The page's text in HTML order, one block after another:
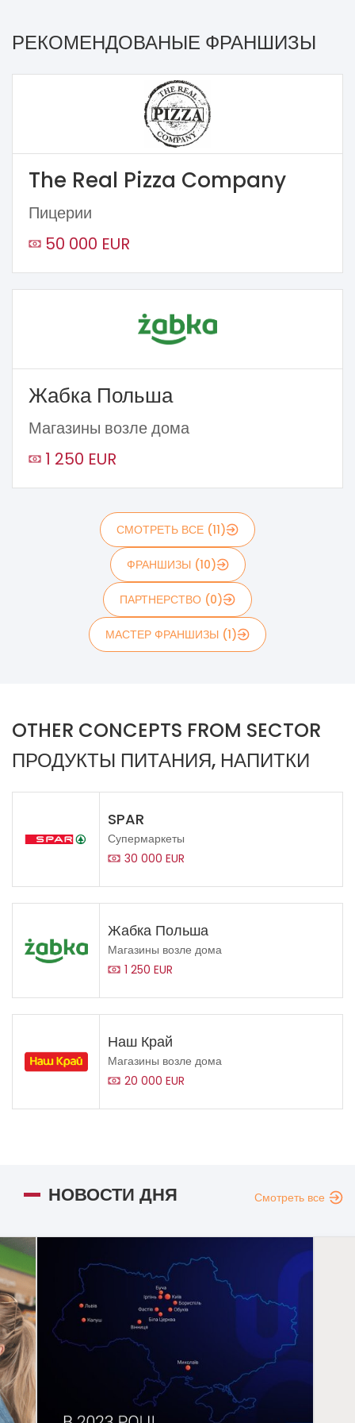
РЕКОМЕНДОВАНЫЕ ФРАНШИЗЫ
The Real Pizza Company
Пицерии
50 000 EUR
Жабка Польша
Магазины возле дома
1 250 EUR
СМОТРЕТЬ ВСЕ (11)
ФРАНШИЗЫ (10)
ПАРТНЕРСТВО (0)
МАСТЕР ФРАНШИЗЫ (1)
OTHER CONCEPTS FROM SECTOR
ПРОДУКТЫ ПИТАНИЯ, НАПИТКИ
SPAR
Супермаркеты
30 000 EUR
Жабка Польша
Магазины возле дома
1 250 EUR
Наш Край
Магазины возле дома
20 000 EUR
НОВОСТИ ДНЯ Смотреть все